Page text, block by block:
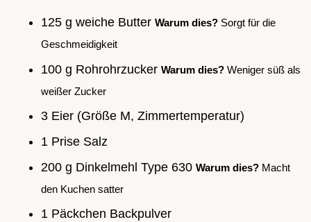
125 g weiche Butter Warum dies? Sorgt für die
Geschmeidigkeit
100 g Rohrohrzucker Warum dies? Weniger süß als
weißer Zucker
3 Eier (Größe M, Zimmertemperatur)
1 Prise Salz
200 g Dinkelmehl Type 630 Warum dies? Macht
den Kuchen satter
1 Päckchen Backpulver